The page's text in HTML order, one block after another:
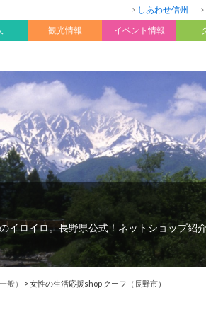
しあわせ信州
観光情報 イベント情報
イロイロ。長野県公式！ネットショップ紹
般） >女性の生活応援shop クーフ（長野市）